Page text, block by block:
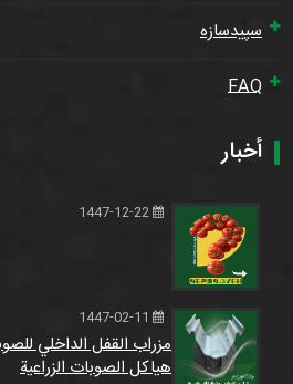
سپیدسازه
FAQ
أخبار
مزراب القفل الداخلي
هياكل الصوبات الزراعية